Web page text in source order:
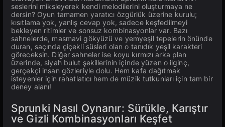
seslerini miksleyerek kendi melodilerini oluşturmaya ne
dersin? Oyun tamamen yaratıcı özgürlük üzerine kurulu;
kısıtlama yok, yanlış cevap yok, sadece keşfedilmeyi
bekleyen ritimler ve sonsuz kombinasyonlar var. Bazı
sahnelerde, masmavi gökyüzü ve yemyeşil tepelerin önünde
duran, saçında çiçekli süsleri olan o tanıdık yeşil karakteri
göreceksin. Diğer sahneler ise koyu kırmızı arka plan
üzerinde, siyah bulut şekillerinin içinde yüzen o ilginç,
gerçekçi insan gözleriyle dolu. Hem kafa dağıtmak
isteyenler için rahatlatıcı hem de müzik tutkunları için tam bir
deney alanı!
Sprunki Nasıl Oynanır: Sürükle, Karıştır
ve Gizli Kombinasyonları Keşfet